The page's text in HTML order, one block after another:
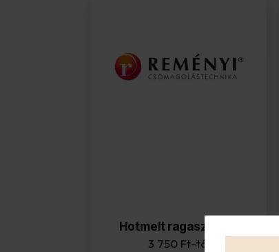
Hotmelt ragasztórúd
3 750 Ft-tól